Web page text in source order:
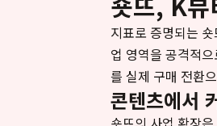
지표로 증명되는
업 영역을 공격적
를 실제 구매 전환
콘텐츠에서